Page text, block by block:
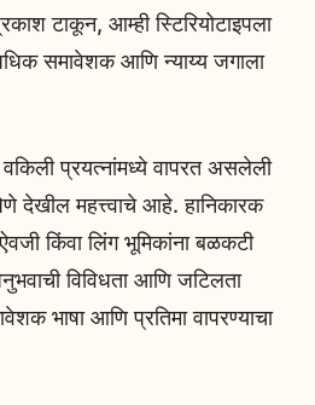
टाकून, आम्ही स्टिरियोटाइपला
समावेशक आणि न्याय्य जगाला
प्रयत्नांमध्ये वापरत असलेली
देखील महत्त्वाचे आहे. हानिकारक
किंवा लिंग भूमिकांना बळकटी
विविधता आणि जटिलता
भाषा आणि प्रतिमा वापरण्याचा